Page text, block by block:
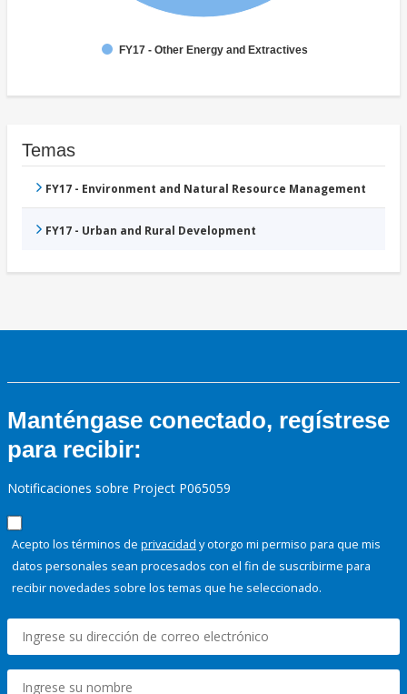
FY17 - Other Energy and Extractives
Temas
FY17 - Environment and Natural Resource Management
FY17 - Urban and Rural Development
Manténgase conectado, regístrese
para recibir:
Notificaciones sobre Project P065059
Acepto los términos de privacidad y otorgo mi permiso para que mis
datos personales sean procesados con el fin de suscribirme para
recibir novedades sobre los temas que he seleccionado.